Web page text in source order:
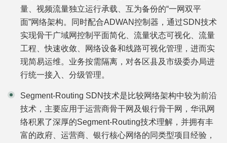
量、视频流量独立运行承载、互为备份的“一网双平
面”网络架构。同时配合ADWAN控制器，通过SDN技术
实现骨干广域网控制平面简化、流量状态可视化、流量
工程、快速收敛、网络设备和线路可视化管理，进而实
现简易运维。业务按需隔离，对各区县及市级委办局进
行统一接入、分级管理。
Segment-Routing SDN技术是比较网络架构中较为前沿
技术，主要应用于运营商骨干网及银行骨干网，华讯网
络积累了深厚的Segment-Routing技术理解，并拥有丰
富的政府、运营商、银行核心网络的同类型项目经验，